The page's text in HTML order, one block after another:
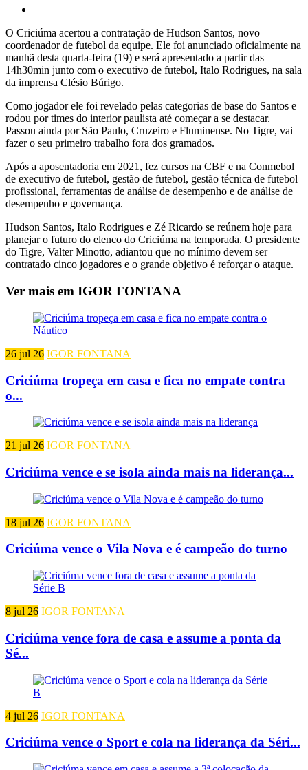
O Criciúma acertou a contratação de Hudson Santos, novo
coordenador de futebol da equipe. Ele foi anunciado oficialmente na
manhã desta quarta-feira (19) e será apresentado a partir das
14h30min junto com o executivo de futebol, Italo Rodrigues, na sala
da imprensa Clésio Búrigo.
Como jogador ele foi revelado pelas categorias de base do Santos e
rodou por times do interior paulista até começar a se destacar.
Passou ainda por São Paulo, Cruzeiro e Fluminense. No Tigre, vai
fazer o seu primeiro trabalho fora dos gramados.
Após a aposentadoria em 2021, fez cursos na CBF e na Conmebol
de executivo de futebol, gestão de futebol, gestão técnica de futebol
profissional, ferramentas de análise de desempenho e de análise de
desempenho e governança.
Hudson Santos, Italo Rodrigues e Zé Ricardo se reúnem hoje para
planejar o futuro do elenco do Criciúma na temporada. O presidente
do Tigre, Valter Minotto, adiantou que no mínimo devem ser
contratado cinco jogadores e o grande objetivo é reforçar o ataque.
Ver mais em IGOR FONTANA
26 jul 26 IGOR FONTANA
Criciúma tropeça em casa e fica no empate contra
o...
21 jul 26 IGOR FONTANA
Criciúma vence e se isola ainda mais na liderança...
18 jul 26 IGOR FONTANA
Criciúma vence o Vila Nova e é campeão do turno
8 jul 26 IGOR FONTANA
Criciúma vence fora de casa e assume a ponta da
Sé...
4 jul 26 IGOR FONTANA
Criciúma vence o Sport e cola na liderança da Séri...